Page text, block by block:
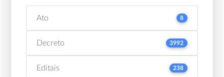
Ato 8
Decreto 3992
Editais 238